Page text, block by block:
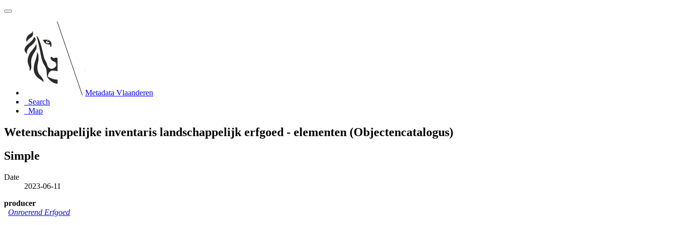
Metadata Vlaanderen
Search
Map
Wetenschappelijke inventaris landschappelijk erfgoed - elementen (Objectencatalogus)
Simple
Date
2023-06-11
producer
Onroerend Erfgoed